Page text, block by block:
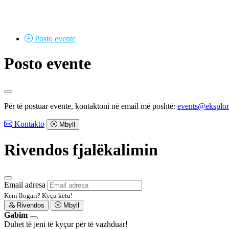
Posto evente
Posto evente
Për të postuar evente, kontaktoni në email më poshtë:
Kontakto Mbyll
Rivendos fjalëkalimin
Email adresa
Keni llogari? Kyçu këtu!
Rivendos
Mbyll
Gabim
Duhet të jeni të kyçur për të vazhduar!